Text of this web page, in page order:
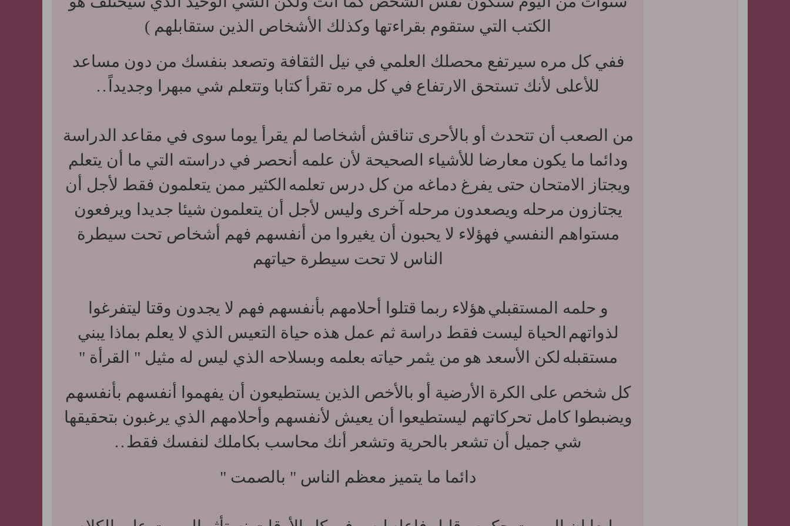
الكتب التي ستقوم بقراءتها وكذلك الأشخاص الذين ستقابلهم )
ففي كل مره سيرتفع محصلك العلمي في نيل الثقافة وتصعد بنفسك من دون مساعد
للأعلى لأنك تستحق الارتفاع في كل مره تقرأ كتابا وتتعلم شي مبهرا وجديداً .
.
من الصعب أن تتحدث أو بالأحرى تناقش أشخاصا لم يقرأ يوما سوى في مقاعد الدراسة
ودائما ما يكون معارضا للأشياء الصحيحة لأن علمه أنحصر في دراسته التي ما أن يتعلم
ويجتاز الامتحان حتى يفرغ دماغه من كل درس تعلمه الكثير ممن يتعلمون فقط لأجل أن
يجتازون مرحله ويصعدون مرحله آخرى وليس لأجل أن يتعلمون شيئا جديدا ويرفعون
مستواهم النفسي فهؤلاء لا يحبون أن يغيروا من أنفسهم فهم أشخاص تحت سيطرة
الناس لا تحت سيطرة حياتهم
و حلمه المستقبلي هؤلاء ربما قتلوا أحلامهم بأنفسهم فهم لا يجدون وقتا ليتفرغوا
لذواتهم الحياة ليست فقط دراسة ثم عمل هذه حياة التعيس الذي لا يعلم بماذا يبني
مستقبله لكن الأسعد هو من يثمر حياته بعلمه وبسلاحه الذي ليس له مثيل " القرأة "
كل شخص على الكرة الأرضية أو بالأخص الذين يستطيعون أن يفهموا أنفسهم بأنفسهم
ويضبطوا كامل تحركاتهم ليستطيعوا أن يعيش لأنفسهم وأحلامهم الذي يرغبون بتحقيقها
شي جميل أن تشعر بالحرية وتشعر أنك محاسب بكاملك لنفسك فقط .
.
دائما ما يتميز معظم الناس " بالصمت "